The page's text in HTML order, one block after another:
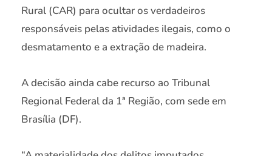
Rural (CAR) para ocultar os verdadeiros
responsáveis pelas atividades ilegais, como o
desmatamento e a extração de madeira.
A decisão ainda cabe recurso ao Tribunal
Regional Federal da 1ª Região, com sede em
Brasília (DF).